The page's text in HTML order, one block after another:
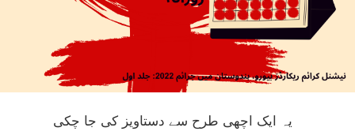
یہ ایک اچھی طرح سے دستاویز کی جا چکی